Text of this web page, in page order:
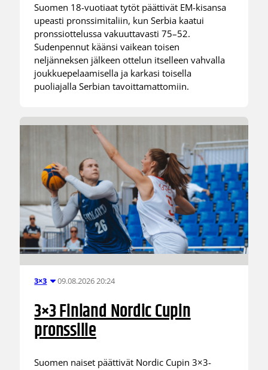
Suomen 18-vuotiaat tytöt päättivät EM-kisansa
upeasti pronssimitaliin, kun Serbia kaatui
pronssiottelussa vakuuttavasti 75–52.
Sudenpennut käänsi vaikean toisen
neljänneksen jälkeen ottelun itselleen vahvalla
joukkuepelaamisella ja karkasi toisella
puoliajalla Serbian tavoittamattomiin.
3×3 09.08.2026 20:24
3×3 Finland Nordic Cupin
pronssille
Suomen naiset päättivät Nordic Cupin 3×3-